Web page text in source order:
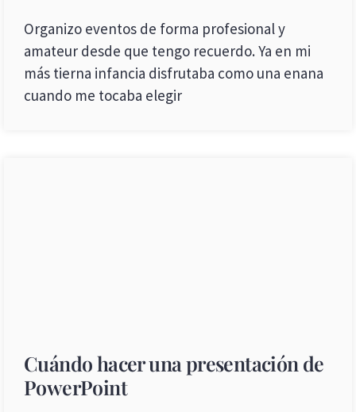
Organizo eventos de forma profesional y
amateur desde que tengo recuerdo. Ya en mi
más tierna infancia disfrutaba como una enana
cuando me tocaba elegir
Cuándo hacer una presentación de
PowerPoint